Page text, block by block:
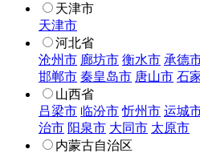
天津市
天津市
河北省
沧州市 廊坊市 衡水市 承德
邯郸市 秦皇岛市 唐山市 石
山西省
吕梁市 临汾市 忻州市 运城
治市 阳泉市 大同市 太原市
内蒙古自治区